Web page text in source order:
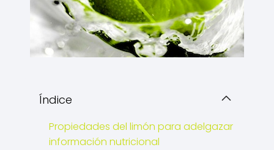
Índice
Propiedades del limón para adelgazar
información nutricional